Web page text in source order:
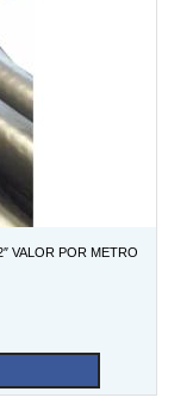
VALOR POR METRO